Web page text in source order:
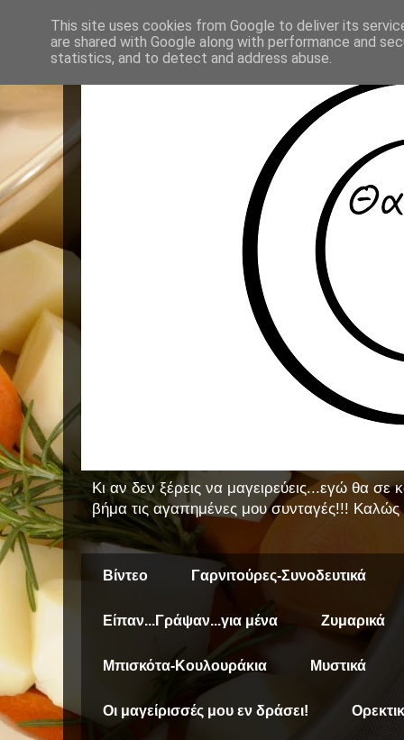
Κι αν δεν ξέρεις να μαγειρεύεις...εγώ θα
βήμα τις αγαπημένες μου συνταγές!!! Καλώς
Βίντεο Γαρνιτούρες-Συνοδευτικά
Είπαν...Γράψαν...για μένα Ζυμαρικά
Μπισκότα-Κουλουράκια Μυστικά
Οι μαγείρισσές μου εν δράσει!
This site uses cookies from Google to deliver its
are shared with Google along with performance and
statistics, and to detect and address abuse.